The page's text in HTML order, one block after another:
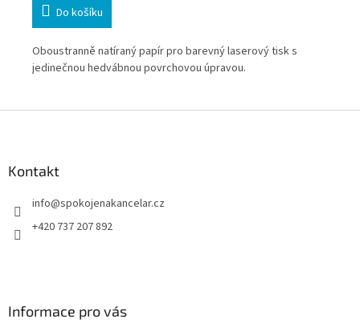
Do košíku
Oboustranně natíraný papír pro barevný laserový tisk s
jedinečnou hedvábnou povrchovou úpravou.
Kontakt
info@spokojenakancelar.cz
+420 737 207 892
Informace pro vás